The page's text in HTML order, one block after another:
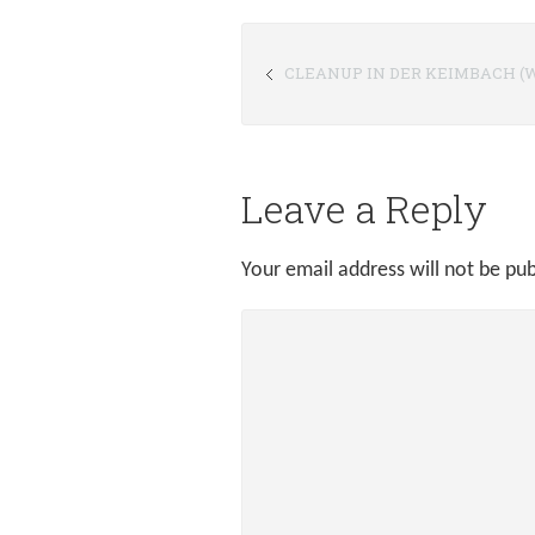
CLEANUP IN DER KEIMBACH
Leave a Reply
Your email address will not be